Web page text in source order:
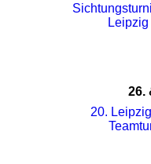
26.
20.